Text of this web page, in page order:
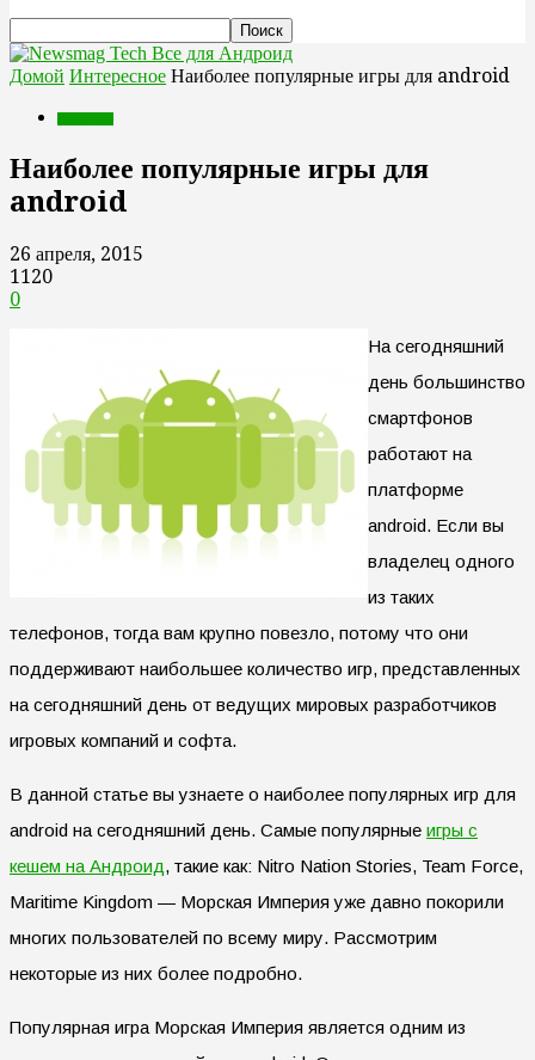
Все для Андроид
Домой Интересное Наиболее популярные игры для android
Наиболее популярные игры для
android
26 апреля, 2015
1120
0
На сегодняшний
день большинство
смартфонов
работают на
платформе
android. Если вы
владелец одного
из таких
телефонов, тогда вам крупно повезло, потому что они
поддерживают наибольшее количество игр, представленных
на сегодняшний день от ведущих мировых разработчиков
игровых компаний и софта.
В данной статье вы узнаете о наиболее популярных игр для
android на сегодняшний день. Самые популярные игры с
кешем на Андроид, такие как: Nitro Nation Stories, Team Force,
Maritime Kingdom — Морская Империя уже давно покорили
многих пользователей по всему миру. Рассмотрим
некоторые из них более подробно.
Популярная игра Морская Империя является одним из